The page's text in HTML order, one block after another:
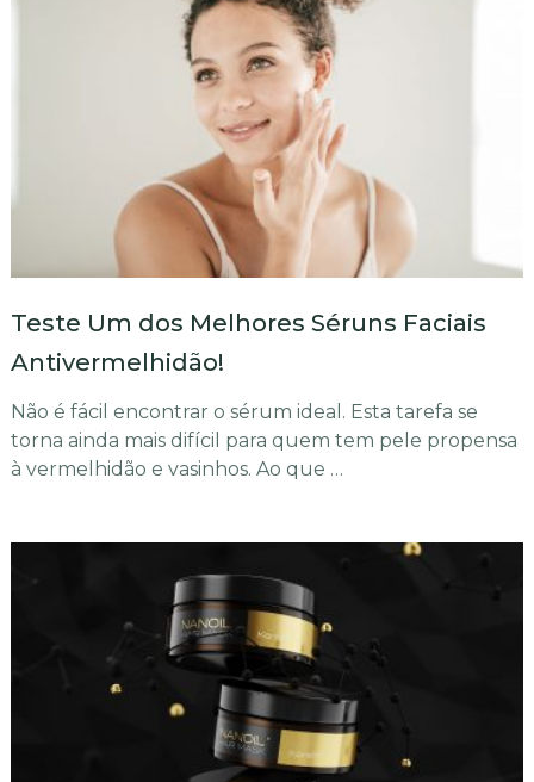
Teste Um dos Melhores Séruns Faciais
Antivermelhidão!
Não é fácil encontrar o sérum ideal. Esta tarefa se
torna ainda mais difícil para quem tem pele propensa
à vermelhidão e vasinhos. Ao que …